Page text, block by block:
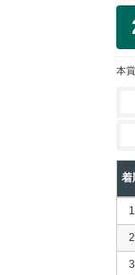
本
着
1
2
3